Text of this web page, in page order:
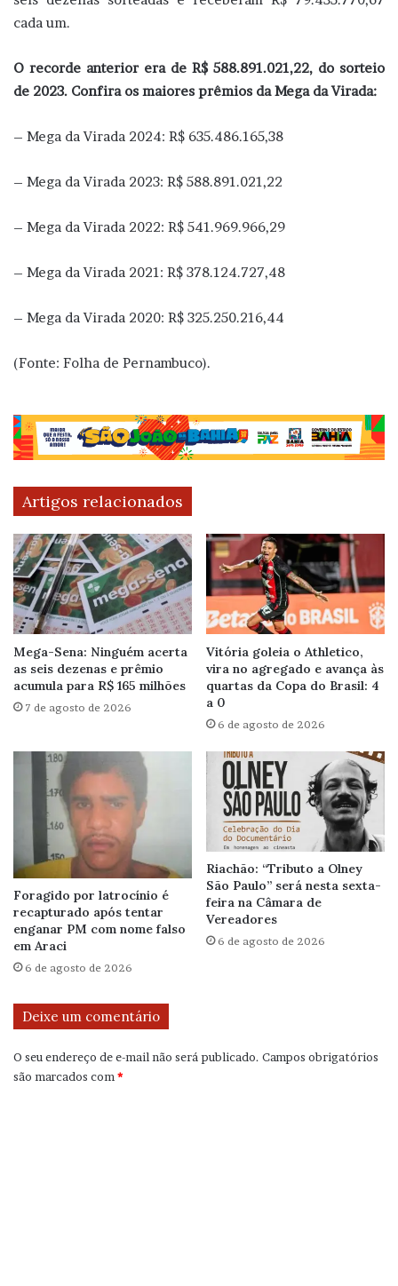
cada um.
O recorde anterior era de R$ 588.891.021,22, do sorteio
de 2023. Confira os maiores prêmios da Mega da Virada:
– Mega da Virada 2024: R$ 635.486.165,38
– Mega da Virada 2023: R$ 588.891.021,22
– Mega da Virada 2022: R$ 541.969.966,29
– Mega da Virada 2021: R$ 378.124.727,48
– Mega da Virada 2020: R$ 325.250.216,44
(Fonte: Folha de Pernambuco).
Artigos relacionados
Mega-Sena: Ninguém acerta
as seis dezenas e prêmio
acumula para R$ 165 milhões
7 de agosto de 2026
Vitória goleia o Athletico,
vira no agregado e avança às
quartas da Copa do Brasil: 4
a 0
6 de agosto de 2026
Foragido por latrocínio é
recapturado após tentar
enganar PM com nome falso
em Araci
6 de agosto de 2026
Riachão: “Tributo a Olney
São Paulo” será nesta sexta-
feira na Câmara de
Vereadores
6 de agosto de 2026
Deixe um comentário
O seu endereço de e-mail não será publicado. Campos obrigatórios
são marcados com *